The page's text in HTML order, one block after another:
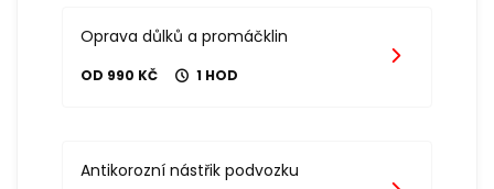
Oprava důlků a promáčklin
OD 990 KČ 1 HOD
Antikorozní nástřik podvozku